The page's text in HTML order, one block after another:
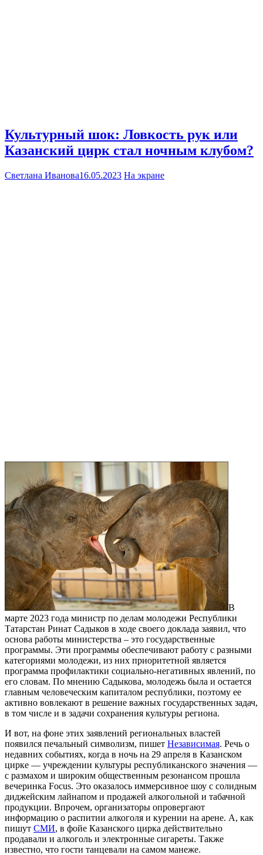
Культурный шок: Ловкость рук или
Казанский цирк стал ночным клубом?
Светлана Иванова16.05.2023 На экране
В
марте 2023 года министр по делам молодежи Республики
Татарстан Ринат Садыков в ходе своего доклада заявил, что
основа работы министерства – это государственные
программы. Эти программы обеспечивают работу с разными
категориями молодежи, из них приоритетной является
программа профилактики социально-негативных явлений, по
его словам. По мнению Садыкова, молодежь была и остается
главным человеческим капиталом республики, поэтому ее
активно вовлекают в решение важных государственных задач,
в том числе и в задачи сохранения культуры региона.
И вот, на фоне этих заявлений региональных властей
появился печальный символизм, пишет Независимая. Речь о
недавних событиях, когда в ночь на 29 апреля в Казанском
цирке — учреждении культуры республиканского значения ––
с размахом и широким общественным резонансом прошла
вечеринка Focus. Это оказалось иммерсивное шоу с солидным
диджейским лайнапом и продажей алкогольной и табачной
продукции. Впрочем, организаторы опровергают
информацию о распитии алкоголя и курении на арене. А, как
пишут СМИ, в фойе Казанского цирка действительно
продавали и алкоголь и электронные сигареты. Также
известно, что гости танцевали на самом манеже.